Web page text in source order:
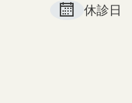
休診日